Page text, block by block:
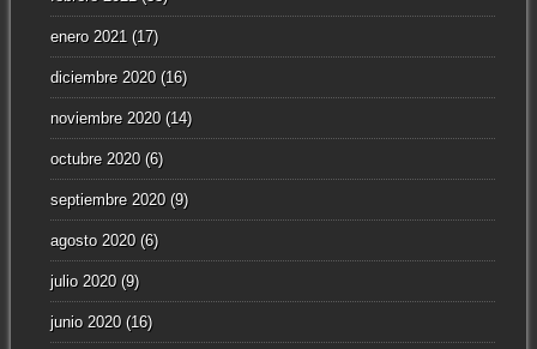
enero 2021 (17)
diciembre 2020(16)
noviembre 2020(14)
octubre 2020(6)
septiembre 2020(9)
agosto 2020(6)
julio 2020(9)
junio 2020(16)